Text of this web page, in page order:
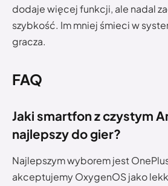
dodaje więcej funkcji, ale nadal
szybkość. Im mniej śmieci w
gracza.
FAQ
Jaki smartfon z czystym
najlepszy do gier?
Najlepszym wyborem jest
akceptujemy OxygenOS jako